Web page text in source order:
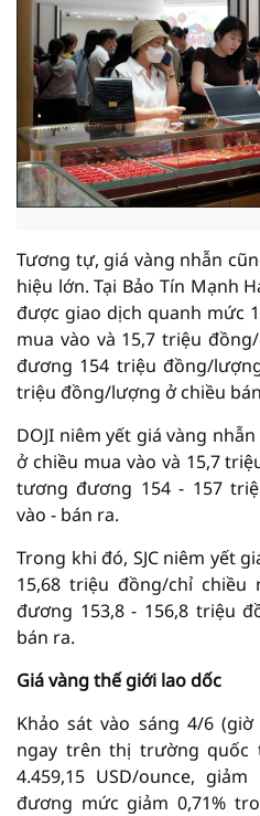
Tương tự, giá vàng nhẫn
hiệu lớn. Tại Bảo Tín Mạnh
được giao dịch quanh mức
mua vào và 15,7 triệu
đương 154 triệu đồng/
triệu đồng/lượng ở chiều
DOJI niêm yết giá vàng
ở chiều mua vào và 15,7
tương đương 154 - 157
vào - bán ra.
Trong khi đó, SJC niêm yết
15,68 triệu đồng/chỉ
đương 153,8 - 156,8 triệu
bán ra.
Giá vàng thế giới lao dốc
Khảo sát vào sáng 4/6
ngay trên thị trường
4.459,15 USD/ounce,
đương mức giảm 0,71%